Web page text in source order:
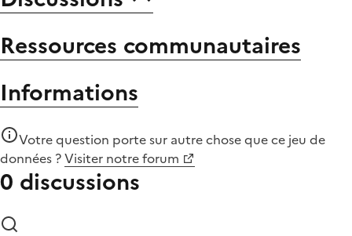
Ressources communautaires
Informations
Votre question porte sur autre chose quece jeu de
données ?Visiter notre forum
0 discussions